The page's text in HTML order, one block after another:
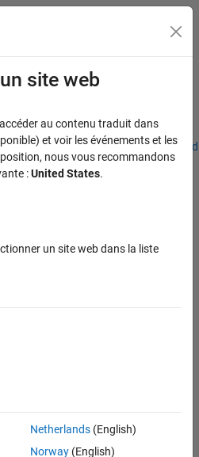
Adresses de nos bureaux
site web
au contenu traduit dans
et voir les événements et les
nous vous recommandons
:United States.
un site web dans la liste
Netherlands(English)
Norway(English)